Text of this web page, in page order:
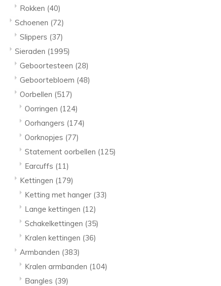
Rokken (40)
Schoenen (72)
Slippers (37)
Sieraden (1995)
Geboortesteen (28)
Geboortebloem (48)
Oorbellen (517)
Oorringen (124)
Oorhangers (174)
Oorknopjes (77)
Statement oorbellen (125)
Earcuffs (11)
Kettingen (179)
Ketting met hanger (33)
Lange kettingen (12)
Schakelkettingen (35)
Kralen kettingen (36)
Armbanden (383)
Kralen armbanden (104)
Bangles (39)